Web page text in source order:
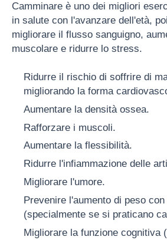
Camminare è uno dei migliori
in salute con l'avanzare dell'età,
migliorare il flusso sanguigno,
muscolare e ridurre lo stress.
Ridurre il rischio di soffrire di
migliorando la forma
Aumentare la densità ossea.
Rafforzare i muscoli.
Aumentare la flessibilità.
Ridurre l'infiammazione delle
Migliorare l'umore.
Prevenire l'aumento di peso
(specialmente se si praticano
Migliorare la funzione cognitiva